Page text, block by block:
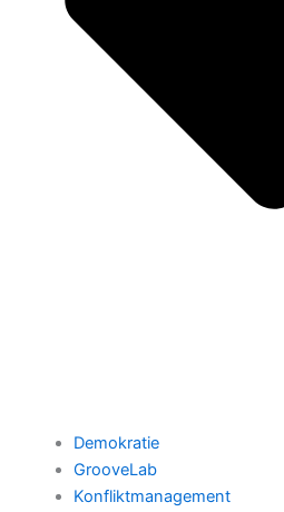
Demokratie
GrooveLab
Konfliktmanagement